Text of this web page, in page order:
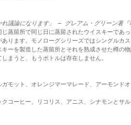
れ議論になります」 ― グレアム・グリーン著『
蒸留所で同じ日に蒸留されたウイスキーであ
ります。モノローグシリーズではシングルカ
ーを製造した蒸留所とそれを熟成させた樽の
まうと、もうボトルは存在しません。
モット、オレンジマーマレード、アーモンド
コーヒー、リコリス、アニス、シナモンとサル